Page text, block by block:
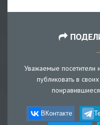
Уважаемые посетители
публиковать в
ВКонтакте